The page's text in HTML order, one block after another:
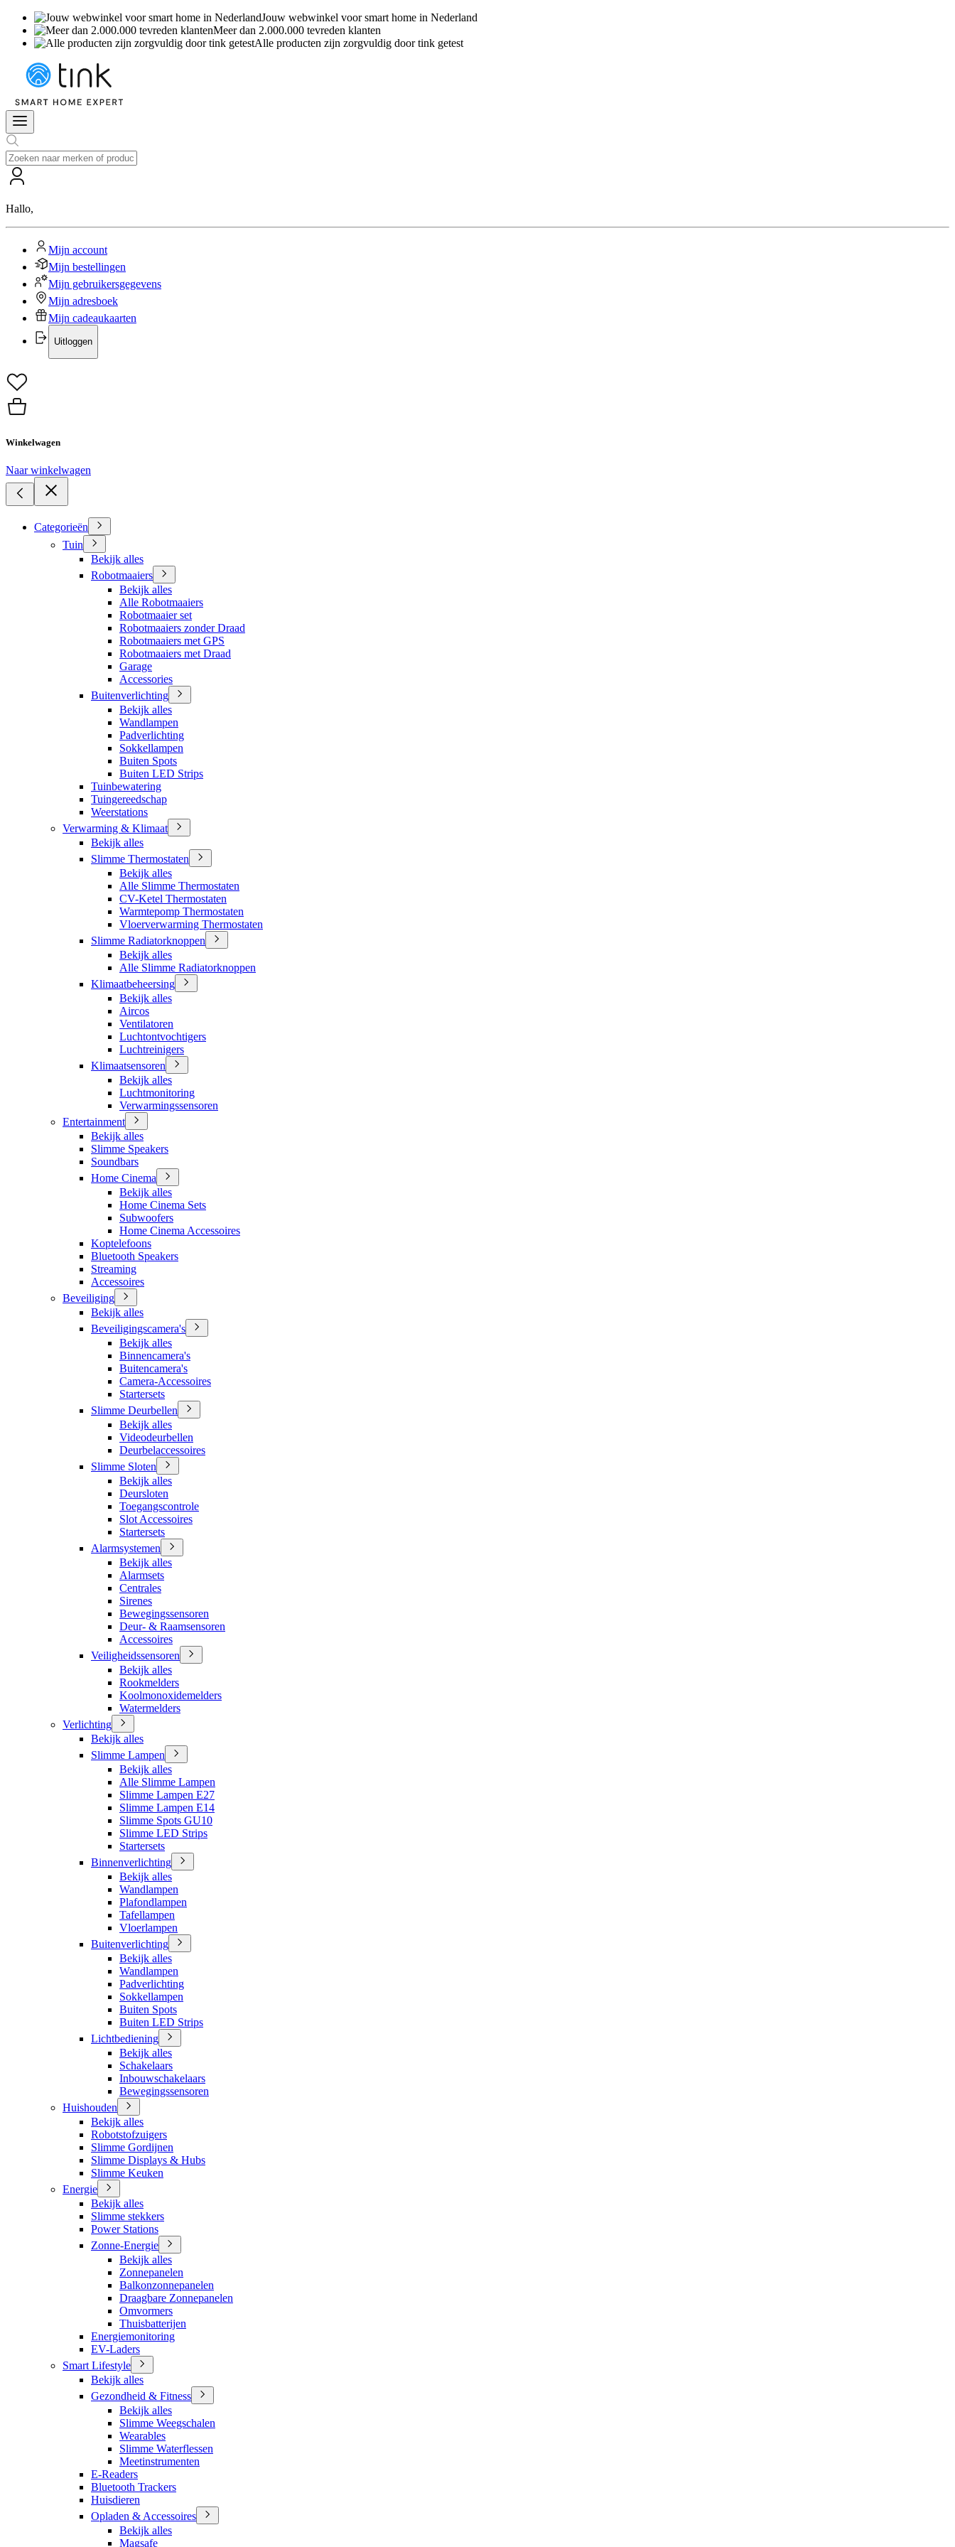
Jouw webwinkel voor smart home in Nederland
Meer dan 2.000.000 tevreden klanten
Alle producten zijn zorgvuldig door tink getest
Hallo,
Mijn account
Mijn bestellingen
Mijn gebruikersgegevens
Mijn adresboek
Mijn cadeaukaarten
Uitloggen
Winkelwagen
Naar winkelwagen
Categorieën
Tuin
Bekijk alles
Robotmaaiers
Bekijk alles
Alle Robotmaaiers
Robotmaaier set
Robotmaaiers zonder Draad
Robotmaaiers met GPS
Robotmaaiers met Draad
Garage
Accessories
Buitenverlichting
Bekijk alles
Wandlampen
Padverlichting
Sokkellampen
Buiten Spots
Buiten LED Strips
Tuinbewatering
Tuingereedschap
Weerstations
Verwarming & Klimaat
Bekijk alles
Slimme Thermostaten
Bekijk alles
Alle Slimme Thermostaten
CV-Ketel Thermostaten
Warmtepomp Thermostaten
Vloerverwarming Thermostaten
Slimme Radiatorknoppen
Bekijk alles
Alle Slimme Radiatorknoppen
Klimaatbeheersing
Bekijk alles
Aircos
Ventilatoren
Luchtontvochtigers
Luchtreinigers
Klimaatsensoren
Bekijk alles
Luchtmonitoring
Verwarmingssensoren
Entertainment
Bekijk alles
Slimme Speakers
Soundbars
Home Cinema
Bekijk alles
Home Cinema Sets
Subwoofers
Home Cinema Accessoires
Koptelefoons
Bluetooth Speakers
Streaming
Accessoires
Beveiliging
Bekijk alles
Beveiligingscamera's
Bekijk alles
Binnencamera's
Buitencamera's
Camera-Accessoires
Startersets
Slimme Deurbellen
Bekijk alles
Videodeurbellen
Deurbelaccessoires
Slimme Sloten
Bekijk alles
Deursloten
Toegangscontrole
Slot Accessoires
Startersets
Alarmsystemen
Bekijk alles
Alarmsets
Centrales
Sirenes
Bewegingssensoren
Deur- & Raamsensoren
Accessoires
Veiligheidssensoren
Bekijk alles
Rookmelders
Koolmonoxidemelders
Watermelders
Verlichting
Bekijk alles
Slimme Lampen
Bekijk alles
Alle Slimme Lampen
Slimme Lampen E27
Slimme Lampen E14
Slimme Spots GU10
Slimme LED Strips
Startersets
Binnenverlichting
Bekijk alles
Wandlampen
Plafondlampen
Tafellampen
Vloerlampen
Buitenverlichting
Bekijk alles
Wandlampen
Padverlichting
Sokkellampen
Buiten Spots
Buiten LED Strips
Lichtbediening
Bekijk alles
Schakelaars
Inbouwschakelaars
Bewegingssensoren
Huishouden
Bekijk alles
Robotstofzuigers
Slimme Gordijnen
Slimme Displays & Hubs
Slimme Keuken
Energie
Bekijk alles
Slimme stekkers
Power Stations
Zonne-Energie
Bekijk alles
Zonnepanelen
Balkonzonnepanelen
Draagbare Zonnepanelen
Omvormers
Thuisbatterijen
Energiemonitoring
EV-Laders
Smart Lifestyle
Bekijk alles
Gezondheid & Fitness
Bekijk alles
Slimme Weegschalen
Wearables
Slimme Waterflessen
Meetinstrumenten
E-Readers
Bluetooth Trackers
Huisdieren
Opladen & Accessoires
Bekijk alles
Magsafe